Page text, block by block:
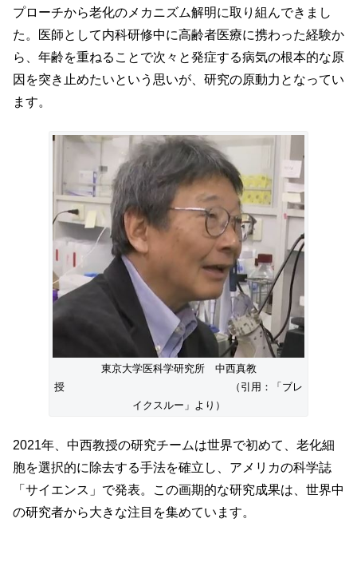
プローチから老化のメカニズム解明に取り組んできまし
た。医師として内科研修中に高齢者医療に携わった経験か
ら、年齢を重ねることで次々と発症する病気の根本的な原
因を突き止めたいという思いが、研究の原動力となってい
ます。
東京大学医科学研究所 中西真教
授 （引用：「ブレ
イクスルー」より）
2021年、中西教授の研究チームは世界で初めて、老化細
胞を選択的に除去する手法を確立し、アメリカの科学誌
「サイエンス」で発表。この画期的な研究成果は、世界中
の研究者から大きな注目を集めています。